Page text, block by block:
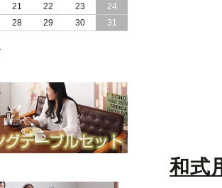
和式
納 跳ね上げ式 リフトアップ
開き ヘッドボード 組立設置サ
21 22 23
24
28 29 30 31